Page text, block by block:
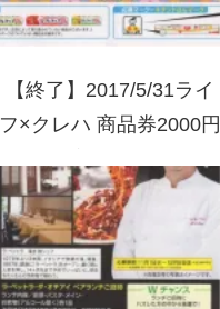
【終了】2017/5/31ライ
フ×クレハ 商品券2000円